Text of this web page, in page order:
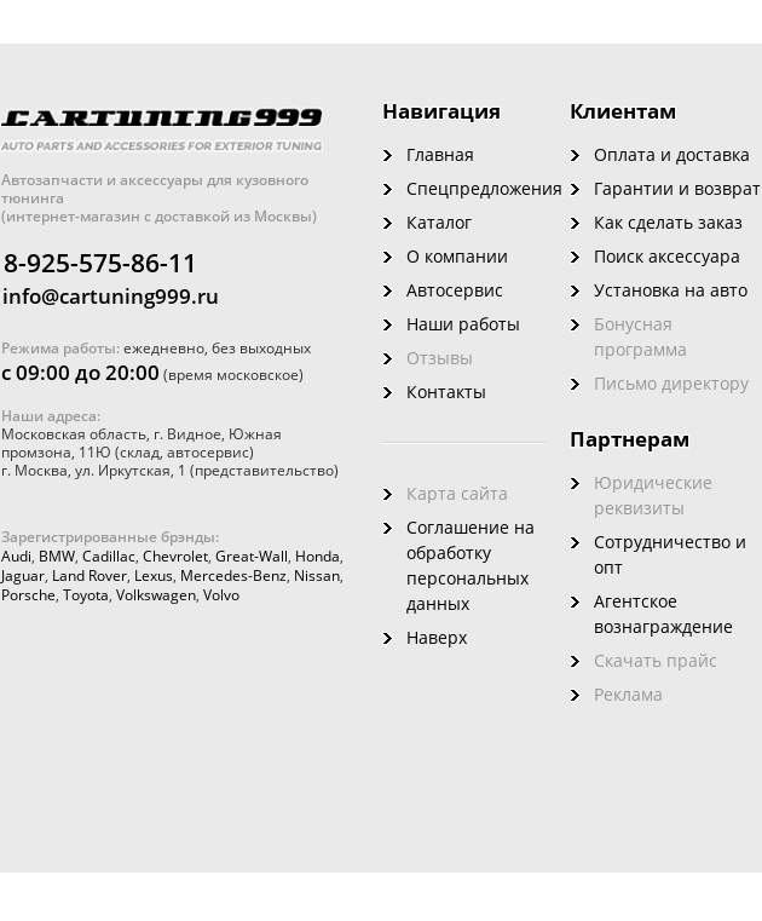
Автозапчасти и аксессуары для кузовного
тюнинга
(интернет-магазин с доставкой из Москвы)
8-925-575-86-11
info@cartuning999.ru
Режима работы:ежедневно, без выходных
с 09:00 до 20:00 (время московское)
Наши адреса:
Московская область, г. Видное, Южная
промзона, 11Ю (склад, автосервис)
г. Москва, ул. Иркутская, 1 (представительство)
Зарегистрированные брэнды:
Audi, BMW, Cadillac, Chevrolet, Great-Wall, Honda,
Jaguar, Land Rover, Lexus, Mercedes-Benz, Nissan,
Porsche, Toyota, Volkswagen, Volvo
Навигация
Главная
Спецпредложения
Каталог
О компании
Автосервис
Наши работы
Отзывы
Контакты
Карта сайта
Соглашение на
обработку
персональных
данных
Наверх
Клиентам
Оплата и доставка
Гарантии и возврат
Как сделать заказ
Поиск аксессуара
Установка на авто
Бонусная
программа
Письмо директору
Партнерам
Юридические
реквизиты
Сотрудничество и
опт
Агентское
вознаграждение
Скачать прайс
Реклама